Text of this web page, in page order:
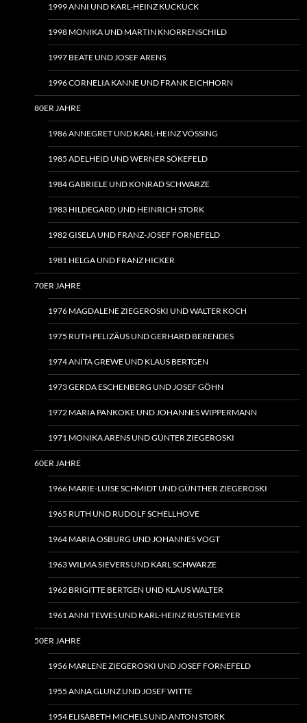
1999 ANNI UND KARL-HEINZ KUCKUCK
1998 MONIKA UND MARTIN KNORRENSCHILD
1997 BEATE UND JOSEF ARENS
1996 CORNELIA KANNE UND FRANK EICHHORN
80ER JAHRE
1986 ANNEGRET UND KARL-HEINZ VÖSSING
1985 ADELHEID UND WERNER SÖKEFELD
1984 GABRIELE UND KONRAD SCHWARZE
1983 HILDEGARD UND HEINRICH STORK
1982 GISELA UND FRANZ-JOSEF FORNEFELD
1981 HELGA UND FRANZ HICKER
70ER JAHRE
1976 MAGDALENE ZIEGEROSKI UND WALTER KOCH
1975 RUTH PELIZÄUS UND GERHARD BERENDES
1974 ANITA GREWE UND KLAUS BERTGEN
1973 GERDA ESCHENBERG UND JOSEF GÖHN
1972 MARIA PANKOKE UND JOHANNES WIPPERMANN
1971 MONIKA ARENS UND GÜNTER ZIEGEROSKI
60ER JAHRE
1966 MARIE-LUISE SCHMIDT UND GÜNTHER ZIEGEROSKI
1965 RUTH UND RUDOLF SCHELLHOVE
1964 MARIA OSBURG UND JOHANNES VOGT
1963 WILMA SIEVERS UND KARL SCHWARZE
1962 BRIGITTE BERTGEN UND KLAUS WALTER
1961 ANNI TEWES UND KARL-HEINZ RUSTEMEYER
50ER JAHRE
1956 MARLENE ZIEGEROSKI UND JOSEF FORNEFELD
1955 ANNA GLUNZ UND JOSEF WITTE
1954 ELISABETH MICHELS UND ANTON STORK